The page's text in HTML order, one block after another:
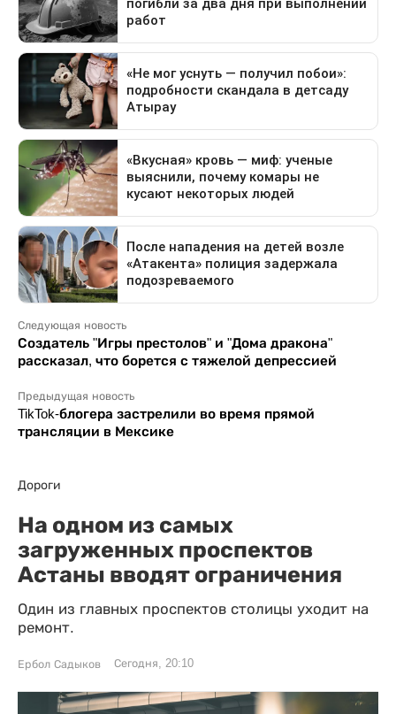
Следующая новость
Создатель "Игры престолов" и "Дома дракона"
рассказал, что борется с тяжелой депрессией
Предыдущая новость
TikTok-блогера застрелили во время прямой
трансляции в Мексике
Дороги
На одном из самых
загруженных проспектов
Астаны вводят ограничения
Один из главных проспектов столицы уходит на
ремонт.
Ербол Садыков Сегодня, 20:10